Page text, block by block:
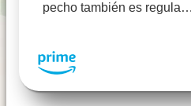
pecho también es regula…